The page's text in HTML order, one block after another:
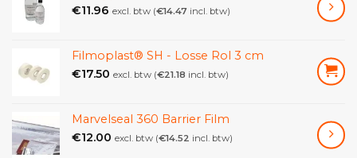
Voeding: Sluit de Insectron®-val aan op een geschikt
overeenkomen met de vereisten van het apparaat.
vermogen van 2 x 20 W. Dit licht trekt vliegende
insecten aan. De insecten vliegen naar het apparaat en
€11.96 excl. btw (€14.47 incl. btw)
Filmoplast® SH - Losse Rol 3 cm
€17.50 excl. btw (€21.18 incl. btw)
Marvelseal 360 Barrier Film
€12.00 excl. btw (€14.52 incl. btw)